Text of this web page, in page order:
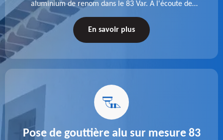
aluminium de renom dans le 83 Var. A l'écoute de
chaque besoin, notre équipe veille à réaliser des
gouttières performantes, durables et à la hauteur de
En savoir plus
Pose de gouttière alu sur mesure 83